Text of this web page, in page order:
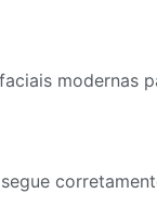
modernas